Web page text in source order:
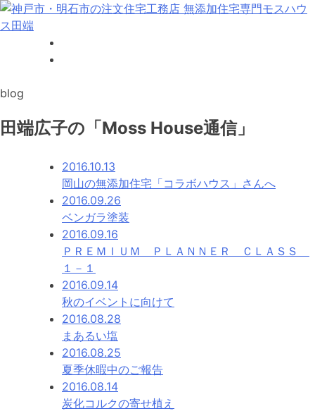
Skip
to
blog
田端広子の「Moss House通信」
2016.10.13
岡山の無添加住宅「コラボハウス」さんへ
2016.09.26
ベンガラ塗装
2016.09.16
ＰＲＥＭＩＵＭ ＰＬＡＮＮＥＲ ＣＬＡＳＳ
１－１
2016.09.14
秋のイベントに向けて
2016.08.28
まあるい塩
2016.08.25
夏季休暇中のご報告
2016.08.14
炭化コルクの寄せ植え